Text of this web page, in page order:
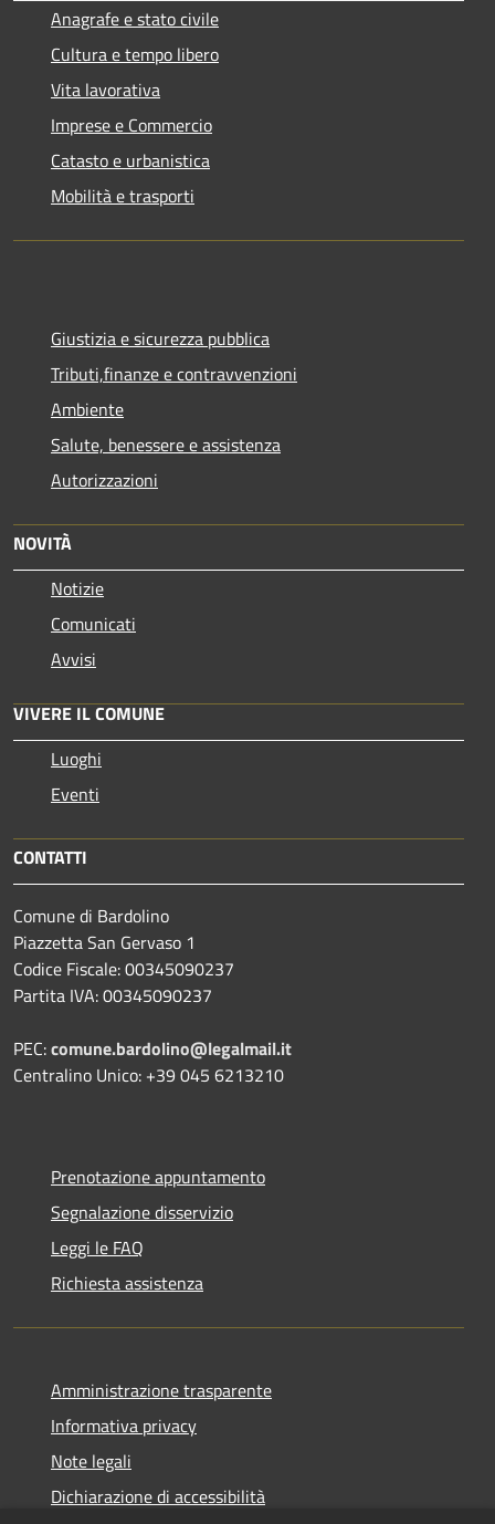
Anagrafe e stato civile
Cultura e tempo libero
Vita lavorativa
Imprese e Commercio
Catasto e urbanistica
Mobilità e trasporti
Giustizia e sicurezza pubblica
Tributi,finanze e contravvenzioni
Ambiente
Salute, benessere e assistenza
Autorizzazioni
NOVITÀ
Notizie
Comunicati
Avvisi
VIVERE IL COMUNE
Luoghi
Eventi
CONTATTI
Comune di Bardolino
Piazzetta San Gervaso 1
Codice Fiscale: 00345090237
Partita IVA: 00345090237
PEC:comune.bardolino@legalmail.it
Centralino Unico: +39 045 6213210
Prenotazione appuntamento
Segnalazione disservizio
Leggi le FAQ
Richiesta assistenza
Amministrazione trasparente
Informativa privacy
Note legali
Dichiarazione di accessibilità